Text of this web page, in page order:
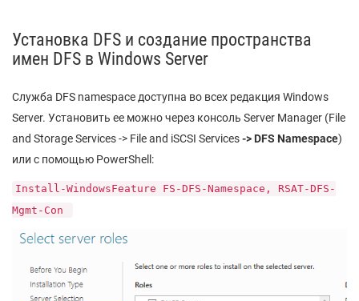
Установка DFS и создание пространства
имен DFS в Windows Server
Служба DFS namespace доступна во всех редакция Windows
Server. Установить ее можно через консоль Server Manager (File
and Storage Services -> File and iSCSI Services-> DFS Namespace)
или с помощью PowerShell:
Install-WindowsFeature FS-DFS-Namespace, RSAT-DFS-
Mgmt-Con